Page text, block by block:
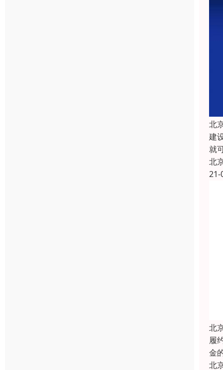
北
建
就
北
21-
北
履
金
北